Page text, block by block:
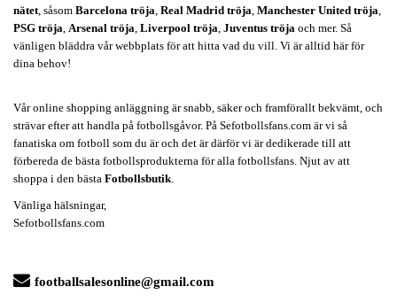
nätet , såsom Barcelona tröja Real Madrid tröja Manchester United tröja
PSG tröja Arsenal tröja Liverpool tröja Juventus tröja och mer. Så
vänligen bläddra vår webbplats för att hitta vad du vill. Vi är alltid här för
dina behov!
Vår online shopping anläggning är snabb, säker och framförallt bekvämt, och
strävar efter att handla på fotbollsgåvor. På Sefotbollsfans.com är vi så
fanatiska om fotboll som du är och det är därför vi är dedikerade till att
förbereda de bästa fotbollsprodukterna för alla fotbollsfans. Njut av att
shoppa i den bästa Fotbollsbutik
Vänliga hälsningar,
Sefotbollsfans.com
footballsalesonline@gmail.com